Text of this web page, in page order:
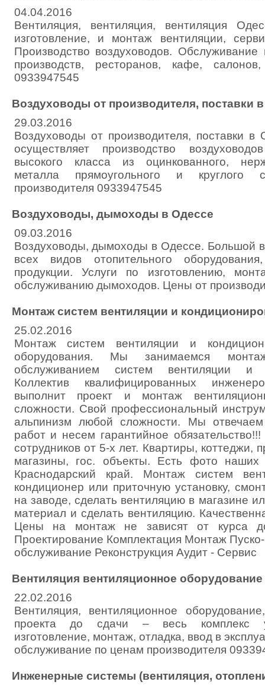
04.04.2016
Вентиляция, вентиляция, вентиляция
изготовление, и монтаж вентиляции,
Производство воздуховодов. Обслуживание
производств, ресторанов, кафе,
0933947545
Воздуховоды от производителя, поставки
29.03.2016
Воздуховоды от производителя, поставки в
осуществляет производство
высокого класса из оцинкованного,
металла прямоугольного и
производителя 0933947545
Воздуховоды, дымоходы в Одессе
09.03.2016
Воздуховоды, дымоходы в Одессе. Большой
всех видов отопительного
продукции. Услуги по изготовлению,
обслуживанию дымоходов. Цены от
Монтаж систем вентиляции и
25.02.2016
Монтаж систем вентиляции и
оборудования. Мы занимаемся
обслуживанием систем вентиляции и
Коллектив квалифицированных
выполнит проект и монтаж
сложности. Свой профессиональный
альпинизм любой сложности. Мы
работ и несем гарантийное
сотрудников от 5-х лет. Квартиры, коттеджи,
магазины, гос. объекты. Есть фото наших
Краснодарский край. Монтаж систем
кондиционер или приточную установку,
на заводе, сделать вентиляцию в магазине
материал и сделать вентиляцию.
Цены на монтаж не зависят от курса
Проектирование Комплектация Монтаж
обслуживание Реконструкция Аудит - Сервис
Вентиляция вентиляционное
22.02.2016
Вентиляция, вентиляционное
проекта до сдачи – весь комплекс
изготовление, монтаж, отладка, ввод в
обслуживание по ценам производителя
Инженерные системы (вентиляция,